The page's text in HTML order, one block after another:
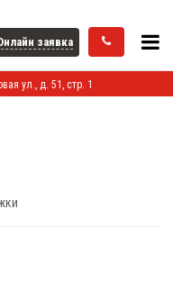
заявка
ул., д. 51, стр. 1